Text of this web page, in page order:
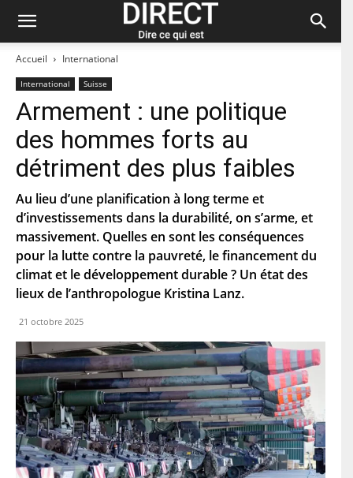
Accueil International
International Suisse
Armement : une politique
des hommes forts au
détriment des plus faibles
Au lieu d’une planification à long terme et
d’investissements dans la durabilité, on s’arme, et
massivement. Quelles en sont les conséquences
pour la lutte contre la pauvreté, le financement du
climat et le développement durable ? Un état des
lieux de l’anthropologue Kristina Lanz.
21 octobre 2025
Restez à jour et abonnez-vous à notre
newsletter « direct ».
r
é
n
o
m
o
m
d
e
f
m
i
l
l
e
C
o
u
r
l
*
C
d
e
p
s
t
a
l
En t'inscrivant à la newsletter, tu acceptes que le PS te tienne
au courant de l'actualité. Pour en savoir plus, cliquezici.
S'ABONNER